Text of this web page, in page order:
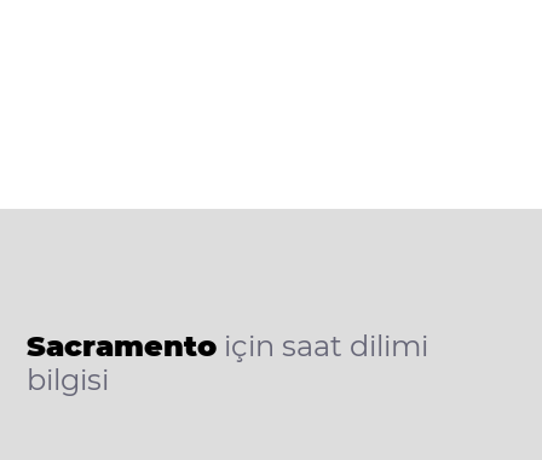
Sacramento için saat dilimi
bilgisi